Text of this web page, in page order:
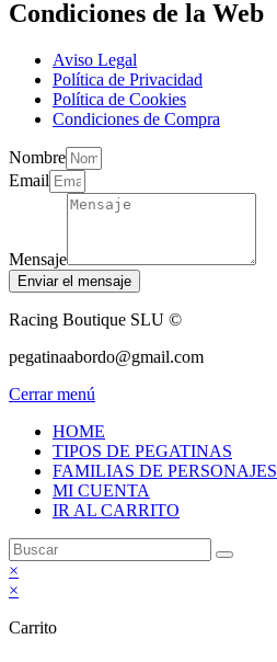
Condiciones de la Web
Aviso Legal
Política de Privacidad
Política de Cookies
Condiciones de Compra
Nombre
Email
Mensaje
Enviar el mensaje
Racing Boutique SLU ©
pegatinaabordo@gmail.com
Cerrar menú
HOME
TIPOS DE PEGATINAS
FAMILIAS DE PERSONAJES
MI CUENTA
IR AL CARRITO
×
×
Carrito